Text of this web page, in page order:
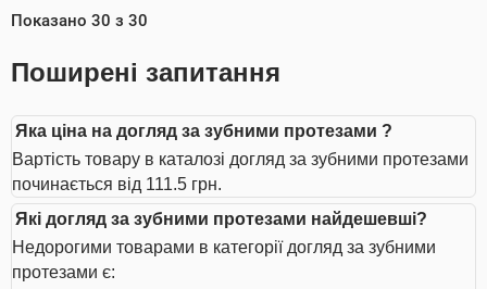
Показано 30 з 30
Поширені запитання
Яка ціна на догляд за зубними протезами ?
Вартість товару в каталозі догляд за зубними протезами
починається від 111.5 грн.
Які догляд за зубними протезами найдешевші?
Недорогими товарами в категорії догляд за зубними
протезами є: